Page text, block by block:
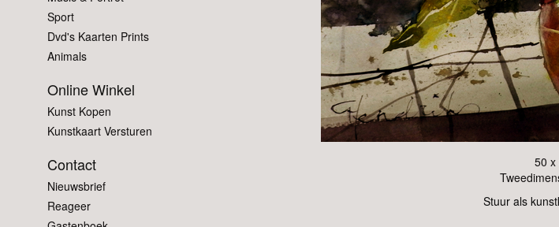
50 x
Stuur als
Sport
Dvd's Kaarten Prints
Animals
Online Winkel
Kunst Kopen
Kunstkaart Versturen
Contact
Nieuwsbrief
Reageer